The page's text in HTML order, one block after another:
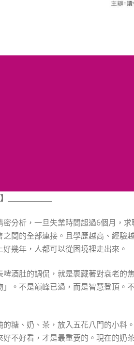
密分析，一旦失業時間超過6個月，
間的全部連接。且學歷越高、經驗
幾年，人都可以從困境裡走出來。
啤酒肚的調侃，就是裹藏著對衰老的
。不是巔峰已過，而是智慧登頂。
的糖、奶、茶，放入五花八門的小料
不好看，才是最重要的。現在的奶